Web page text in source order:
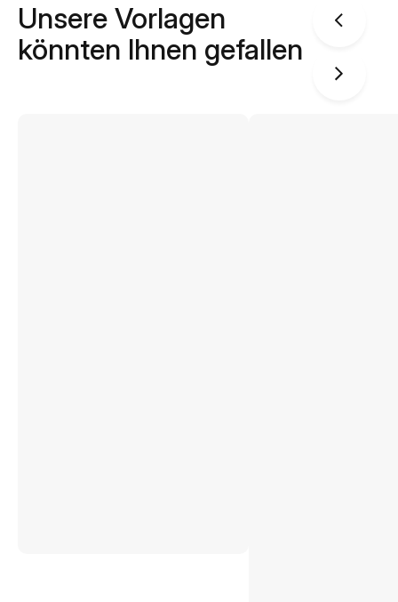
Unsere Vorlagen
könnten Ihnen gefallen